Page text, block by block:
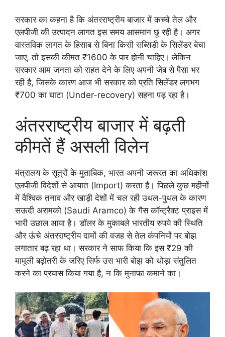
सरकार का कहना है कि अंतरराष्ट्रीय बाजार में कच्चे तेल और
एलपीजी की उत्पादन लागत इस समय आसमान छू रही है। अगर
वास्तविक लागत के हिसाब से बिना किसी सब्सिडी के सिलेंडर बेचा
जाए, तो इसकी कीमत ₹1600 के पार होनी चाहिए। लेकिन
सरकार आम जनता को राहत देने के लिए अपनी जेब से पैसा भर
रही है, जिसके कारण आज भी सरकार को प्रति सिलेंडर लगभग
₹700 का घाटा (Under-recovery) सहना पड़ रहा है।
अंतरराष्ट्रीय बाजार में बढ़ती
कीमतें हैं असली विलेन
मंत्रालय के सूत्रों के मुताबिक, भारत अपनी जरूरत का अधिकांश
एलपीजी विदेशों से आयात (Import) करता है। पिछले कुछ महीनों
में वैश्विक तनाव और खाड़ी देशों में चल रही उथल-पुथल के कारण
सऊदी अरामको (Saudi Aramco) के गैस कॉन्ट्रैक्ट प्राइस में
भारी उछाल आया है। डॉलर के मुकाबले भारतीय रुपये की स्थिति
और ऊंचे अंतरराष्ट्रीय दामों की वजह से तेल कंपनियों पर बोझ
लगातार बढ़ रहा था। सरकार ने साफ किया कि इस ₹29 की
मामूली बढ़ोतरी के जरिए सिर्फ उस भारी बोझ को थोड़ा संतुलित
करने का प्रयास किया गया है, न कि मुनाफा कमाने का।